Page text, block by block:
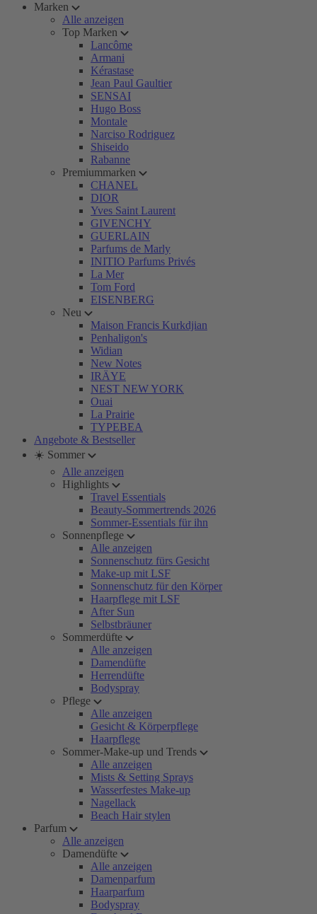
Marken
Alle anzeigen
Top Marken
Lancôme
Armani
Kérastase
Jean Paul Gaultier
SENSAI
Hugo Boss
Montale
Narciso Rodriguez
Shiseido
Rabanne
Premiummarken
CHANEL
DIOR
Yves Saint Laurent
GIVENCHY
GUERLAIN
Parfums de Marly
INITIO Parfums Privés
La Mer
Tom Ford
EISENBERG
Neu
Maison Francis Kurkdjian
Penhaligon's
Widian
New Notes
IRÄYE
NEST NEW YORK
Ouai
La Prairie
TYPEBEA
Angebote & Bestseller
☀️ Sommer
Alle anzeigen
Highlights
Travel Essentials
Beauty-Sommertrends 2026
Sommer-Essentials für ihn
Sonnenpflege
Alle anzeigen
Sonnenschutz fürs Gesicht
Make-up mit LSF
Sonnenschutz für den Körper
Haarpflege mit LSF
After Sun
Selbstbräuner
Sommerdüfte
Alle anzeigen
Damendüfte
Herrendüfte
Bodyspray
Pflege
Alle anzeigen
Gesicht & Körperpflege
Haarpflege
Sommer-Make-up und Trends
Alle anzeigen
Mists & Setting Sprays
Wasserfestes Make-up
Nagellack
Beach Hair stylen
Parfum
Alle anzeigen
Damendüfte
Alle anzeigen
Damenparfum
Haarparfum
Bodyspray